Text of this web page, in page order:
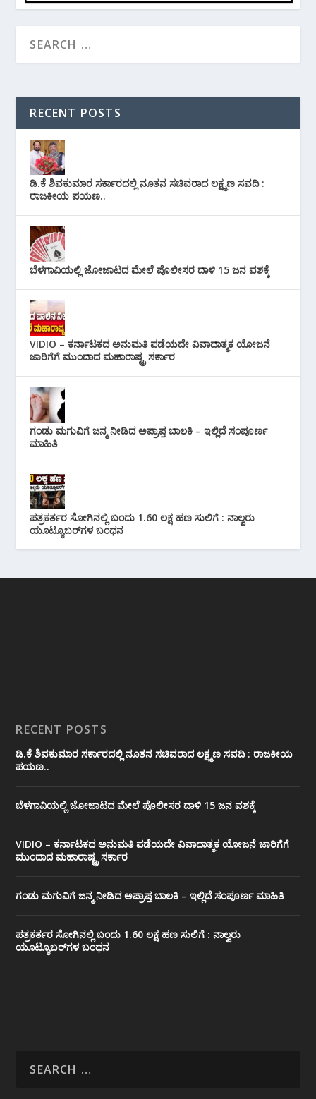
RECENT POSTS
ಡಿ.ಕೆ ಶಿವಕುಮಾರ ಸರ್ಕಾರದಲ್ಲಿ ನೂತನ ಸಚಿವರಾದ ಲಕ್ಷ್ಮಣ ಸವದಿ :
ರಾಜಕೀಯ ಪಯಣ..
ಬೆಳಗಾವಿಯಲ್ಲಿ ಜೋಜಾಟದ ಮೇಲೆ ಪೊಲೀಸರ ದಾಳಿ 15 ಜನ ವಶಕ್ಕೆ
VIDIO – ಕರ್ನಾಟಕದ ಅನುಮತಿ ಪಡೆಯದೇ ವಿವಾದಾತ್ಮಕ ಯೋಜನೆ
ಜಾರಿಗೆಗೆ ಮುಂದಾದ ಮಹಾರಾಷ್ಟ್ರ ಸರ್ಕಾರ
ಗಂಡು ಮಗುವಿಗೆ ಜನ್ಮ ನೀಡಿದ ಅಪ್ರಾಪ್ತ ಬಾಲಕಿ – ಇಲ್ಲಿದೆ ಸಂಪೂರ್ಣ
ಮಾಹಿತಿ
ಪತ್ರಕರ್ತರ ಸೋಗಿನಲ್ಲಿ ಬಂದು 1.60 ಲಕ್ಷ ಹಣ ಸುಲಿಗೆ : ನಾಲ್ವರು
ಯೂಟ್ಯೂಬರ್‌ಗಳ ಬಂಧನ
RECENT POSTS
ಡಿ.ಕೆ ಶಿವಕುಮಾರ ಸರ್ಕಾರದಲ್ಲಿ ನೂತನ ಸಚಿವರಾದ ಲಕ್ಷ್ಮಣ ಸವದಿ : ರಾಜಕೀಯ
ಪಯಣ..
ಬೆಳಗಾವಿಯಲ್ಲಿ ಜೋಜಾಟದ ಮೇಲೆ ಪೊಲೀಸರ ದಾಳಿ 15 ಜನ ವಶಕ್ಕೆ
VIDIO – ಕರ್ನಾಟಕದ ಅನುಮತಿ ಪಡೆಯದೇ ವಿವಾದಾತ್ಮಕ ಯೋಜನೆ ಜಾರಿಗೆಗೆ
ಮುಂದಾದ ಮಹಾರಾಷ್ಟ್ರ ಸರ್ಕಾರ
ಗಂಡು ಮಗುವಿಗೆ ಜನ್ಮ ನೀಡಿದ ಅಪ್ರಾಪ್ತ ಬಾಲಕಿ – ಇಲ್ಲಿದೆ ಸಂಪೂರ್ಣ ಮಾಹಿತಿ
ಪತ್ರಕರ್ತರ ಸೋಗಿನಲ್ಲಿ ಬಂದು 1.60 ಲಕ್ಷ ಹಣ ಸುಲಿಗೆ : ನಾಲ್ವರು
ಯೂಟ್ಯೂಬರ್‌ಗಳ ಬಂಧನ